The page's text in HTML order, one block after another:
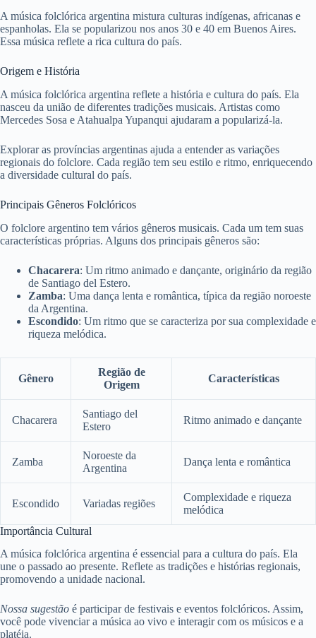
A música folclórica argentina mistura culturas indígenas, africanas e
espanholas. Ela se popularizou nos anos 30 e 40 em Buenos Aires.
Essa música reflete a rica cultura do país.
Origem e História
A música folclórica argentina reflete a história e cultura do país. Ela
nasceu da união de diferentes tradições musicais. Artistas como
Mercedes Sosa e Atahualpa Yupanqui ajudaram a popularizá-la.
Explorar as províncias argentinas ajuda a entender as variações
regionais do folclore. Cada região tem seu estilo e ritmo, enriquecendo
a diversidade cultural do país.
Principais Gêneros Folclóricos
O folclore argentino tem vários gêneros musicais. Cada um tem suas
características próprias. Alguns dos principais gêneros são:
Chacarera: Um ritmo animado e dançante, originário da região
de Santiago del Estero.
Zamba: Uma dança lenta e romântica, típica da região noroeste
da Argentina.
Escondido: Um ritmo que se caracteriza por sua complexidade e
riqueza melódica.
Gênero
Região de
Origem
Características
Chacarera
Santiago del
Estero
Ritmo animado e dançante
Zamba
Noroeste da
Argentina
Dança lenta e romântica
Escondido Variadas regiões
Complexidade e riqueza
melódica
Importância Cultural
A música folclórica argentina é essencial para a cultura do país. Ela
une o passado ao presente. Reflete as tradições e histórias regionais,
promovendo a unidade nacional.
Nossa sugestão é participar de festivais e eventos folclóricos. Assim,
você pode vivenciar a música ao vivo e interagir com os músicos e a
platéia.